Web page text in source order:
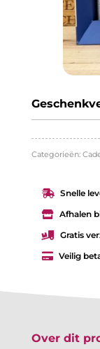
Categorieën:
 Snelle
 Afhalen
 Gratis
 Veilig
Over dit